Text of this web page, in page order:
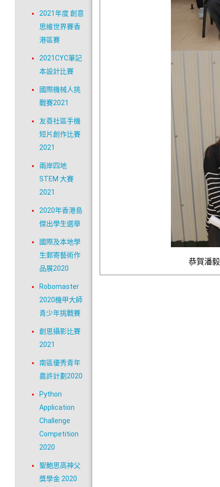
恭賀潘
2021年度 創意
思維世界賽香
港區賽
2021CYC筆記
本設計比賽
國際機械人挑
戰賽2021
友善社區手機
短片創作比賽
2021
兩岸四地
STEM 大賽
2021
2020年香港島
傑出學生選舉
國際及本地學
生郵寄藝術作
品展2020
Robomaster
2020機甲大師
青少年挑戰賽
創思攝影比賽
2021
南區優秀青年
嘉許計劃2020
Python
Application
Challenge
Competition
2020
聖鮑思高神父
獎學金 2020